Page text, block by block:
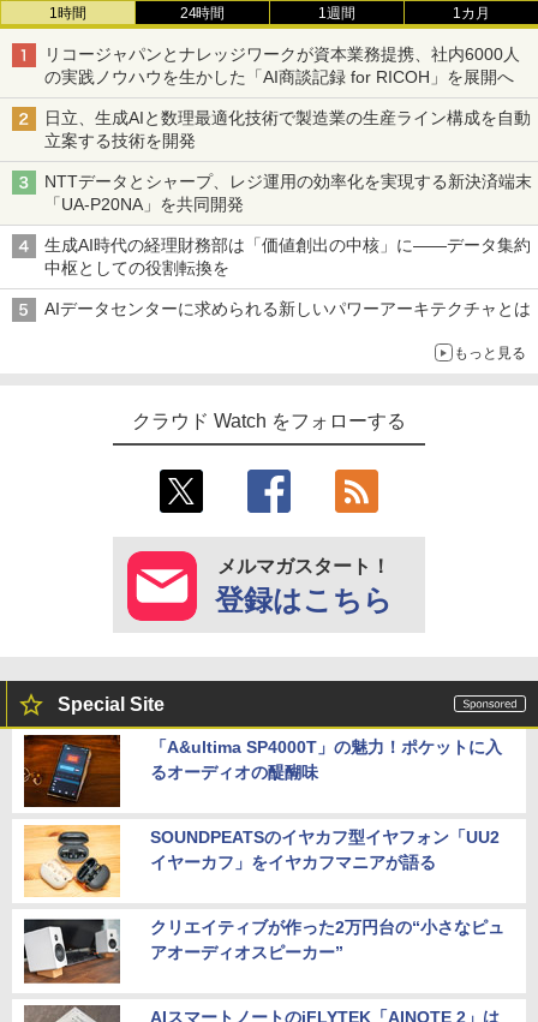
1時間 24時間 1週間 1カ月
リコージャパンとナレッジワークが資本業務提携、社内6000人
の実践ノウハウを生かした「AI商談記録 for RICOH」を展開へ
日立、生成AIと数理最適化技術で製造業の生産ライン構成を自動
立案する技術を開発
NTTデータとシャープ、レジ運用の効率化を実現する新決済端末
「UA-P20NA」を共同開発
生成AI時代の経理財務部は「価値創出の中核」に――データ集約
中枢としての役割転換を
AIデータセンターに求められる新しいパワーアーキテクチャとは
もっと見る
クラウド Watch をフォローする
メルマガスタート！
登録はこちら
Special Site
「A&ultima SP4000T」の魅力！ポケットに入
るオーディオの醍醐味
SOUNDPEATSのイヤカフ型イヤフォン「UU2
イヤーカフ」をイヤカフマニアが語る
クリエイティブが作った2万円台の“小さなピュ
アオーディオスピーカー”
AIスマートノートのiFLYTEK「AINOTE 2」は